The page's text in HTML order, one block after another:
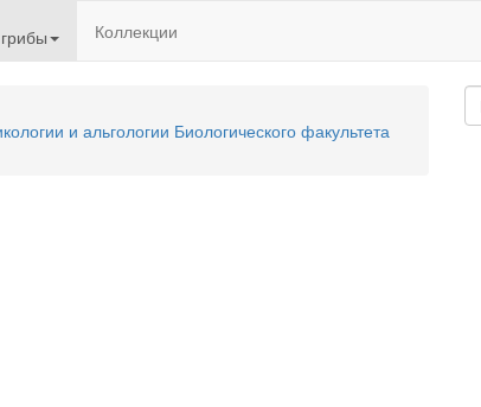
Коллекции
и альгологии Биологического факультета